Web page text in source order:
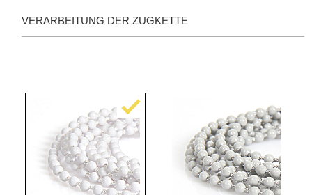
VERARBEITUNG DER ZUGKETTE